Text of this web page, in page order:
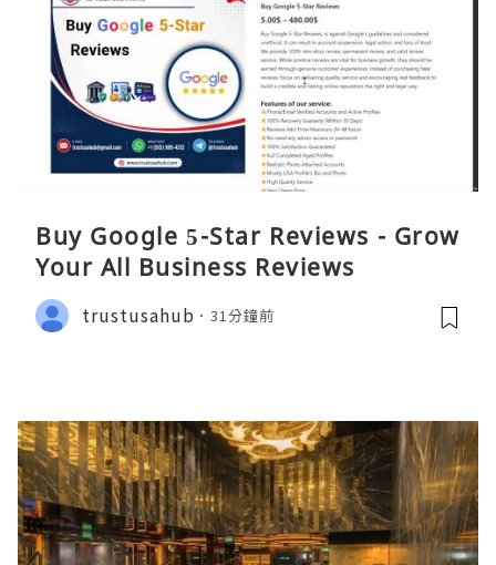
Buy Google 5-Star Reviews - Grow
Your All Business Reviews
trustusahub 31分鐘前